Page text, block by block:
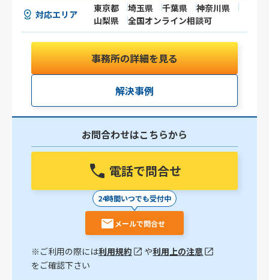
対応エリア
東京都 埼玉県 千葉県
神奈川県
山梨県
全国オンライン相談可
事務所の詳細を見る
解決事例
お問合わせはこちらから
電話で問合せ
24時間いつでも受付中
メールで問合せ
※ご利用の際には利用規約 や利用上の注意
をご確認下さい